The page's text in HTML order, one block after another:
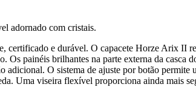
adornado com cristais.
certificado e durável. O capacete Horze Arix II
painéis brilhantes na parte externa da casca
O sistema de ajuste por botão
Uma viseira flexível proporciona ainda mais